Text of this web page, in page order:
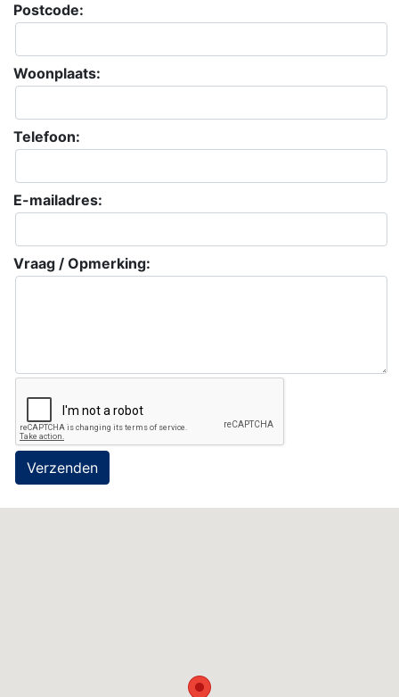
Postcode:
Woonplaats:
Telefoon:
E-mailadres:
Vraag / Opmerking:
Verzenden